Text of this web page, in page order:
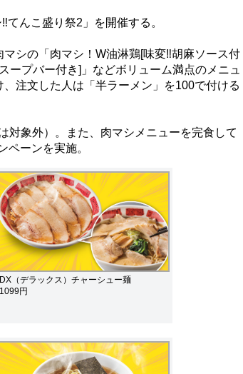
んこ盛り祭2」を開催する。
シの「肉マシ！W油淋鶏[味変‼胡麻ソース付
ープバー付き]」などボリューム満点のメニュ
注文した人は「半ラーメン」を100で付ける
象外）。また、肉マシメニューを完食して
ペーンを実施。
DX（デラックス）チャーシュー麺
1099円